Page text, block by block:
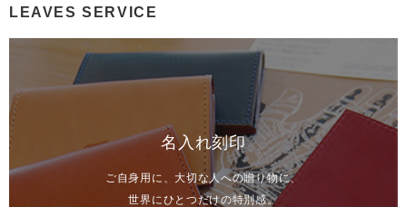
LEAVES SERVICE
名入れ刻印
ご自身用に、大切な人への贈り物に、
世界にひとつだけの特別感。